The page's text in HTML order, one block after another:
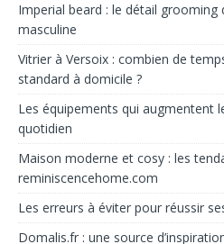
Imperial beard : le détail grooming
masculine
Vitrier à Versoix : combien de
standard à domicile ?
Les équipements qui augmentent
quotidien
Maison moderne et cosy : les
reminiscencehome.com
Les erreurs à éviter pour réussir
Domalis.fr : une source